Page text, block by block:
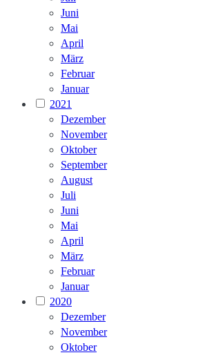
Juni
Mai
April
März
Februar
Januar
2021
Dezember
November
Oktober
September
August
Juli
Juni
Mai
April
März
Februar
Januar
2020
Dezember
November
Oktober